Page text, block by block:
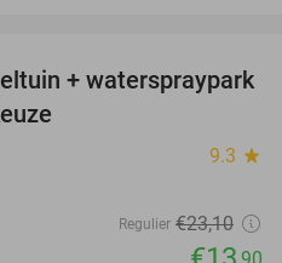
40%
+ waterspraypark
9.3 star
Regulier €23,10